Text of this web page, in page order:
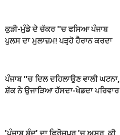
ਕੁੜੀ-ਮੁੰਡੇ ਦੇ ਚੱਕਰ ''ਚ ਫਸਿਆ ਪੰਜਾਬ
ਪੁਲਸ ਦਾ ਮੁਲਾਜ਼ਮ! ਪੜ੍ਹੋ ਹੈਰਾਨ ਕਰਦਾ
ਪੰਜਾਬ ''ਚ ਦਿਲ ਦਹਿਲਾਉਣ ਵਾਲੀ ਘਟਨਾ,
ਸ਼ੱਕ ਨੇ ਉਜਾੜਿਆ ਹੱਸਦਾ-ਖੇਡਦਾ ਪਰਿਵਾਰ